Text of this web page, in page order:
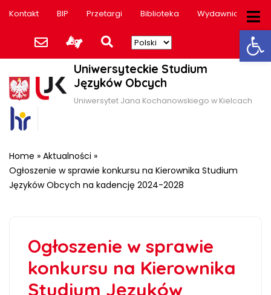
Kontakt BIP Przetargi Biblioteka Wydawnictwo
Uniwersyteckie Studium
Języków Obcych
Uniwersytet Jana Kochanowskiego w Kielcach
Home » Aktualności »
Ogłoszenie w sprawie konkursu na Kierownika Studium
Języków Obcych na kadencję 2024-2028
Ogłoszenie w sprawie
konkursu na Kierownika
Studium Języków